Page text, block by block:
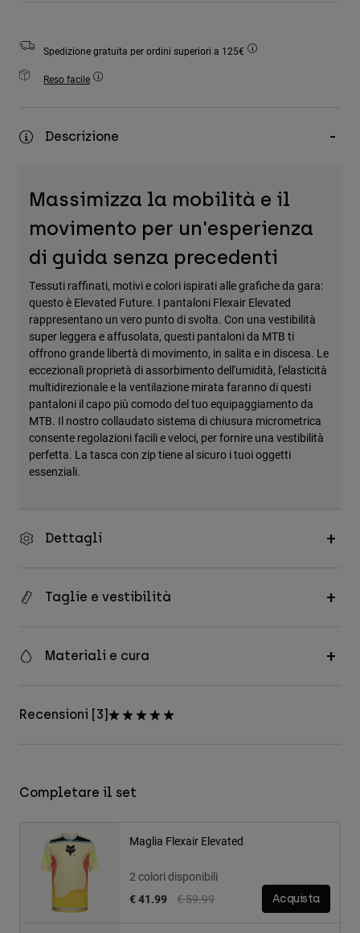
Tutti gli accessori
Borse e zaini
Spedizione gratuita per ordini superiori a 125€
Reso facile
Descrizione
Massimizza la mobilità e il
movimento per un'esperienza
di guida senza precedenti
Tessuti raffinati, motivi e colori ispirati alle grafiche da gara:
questo è Elevated Future. I pantaloni Flexair Elevated
rappresentano un vero punto di svolta. Con una vestibilità
super leggera e affusolata, questi pantaloni da MTB ti
offrono grande libertà di movimento, in salita e in discesa. Le
eccezionali proprietà di assorbimento dell'umidità, l'elasticità
multidirezionale e la ventilazione mirata faranno di questi
pantaloni il capo più comodo del tuo equipaggiamento da
MTB. Il nostro collaudato sistema di chiusura micrometrica
consente regolazioni facili e veloci, per fornire una vestibilità
perfetta. La tasca con zip tiene al sicuro i tuoi oggetti
essenziali.
Dettagli
Taglie e vestibilità
Materiali e cura
Recensioni [3]
Completare il set
Maglia Flexair Elevated
2 colori disponibili
Price reduced from
€ 59.99to
€ 41.99 Acquista